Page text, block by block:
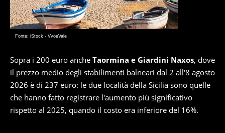
Fonte: iStock - VvoeVale
Sopra i 200 euro anche Taormina e Giardini Naxos, dove
il prezzo medio degli stabilimenti balneari dal 2 all'8 agosto
2026 è di 237 euro: le due località della Sicilia sono quelle
che hanno fatto registrare l'aumento più significativo
rispetto al 2025, quando il costo era inferiore del 16%.